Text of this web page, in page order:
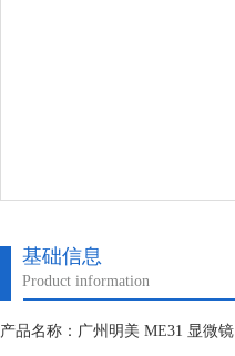
基础信息
Product information
产品名称：广州明美 ME31 显微镜